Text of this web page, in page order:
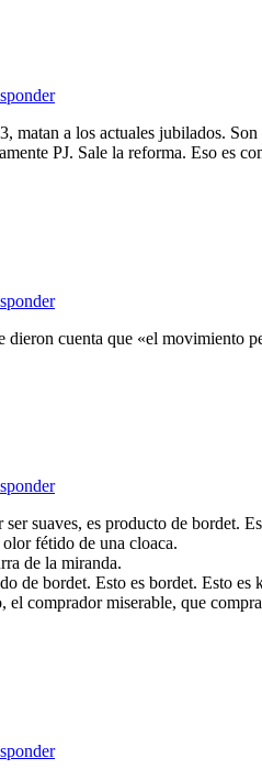
matan a los actuales jubilados.
PJ. Sale la reforma. Eso es
dieron cuenta que «el movimiento
ser suaves, es producto de bordet.
fétido de una cloaca.
de la miranda.
de bordet. Esto es bordet. Esto es
el comprador miserable, que